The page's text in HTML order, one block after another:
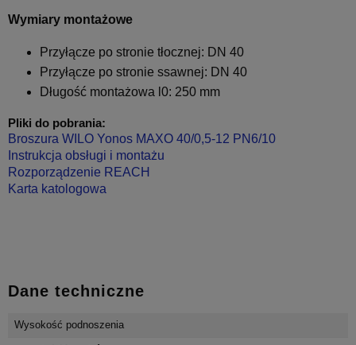
Wymiary montażowe
Przyłącze po stronie tłocznej: DN 40
Przyłącze po stronie ssawnej: DN 40
Długość montażowa l0: 250 mm
Pliki do pobrania:
Broszura WILO Yonos MAXO 40/0,5-12 PN6/10
Instrukcja obsługi i montażu
Rozporządzenie REACH
Karta katologowa
Dane techniczne
Wysokość podnoszenia